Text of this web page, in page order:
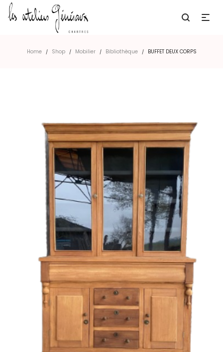
Home / Shop / Mobilier / Bibliothèque / BUFFET DEUX CORPS